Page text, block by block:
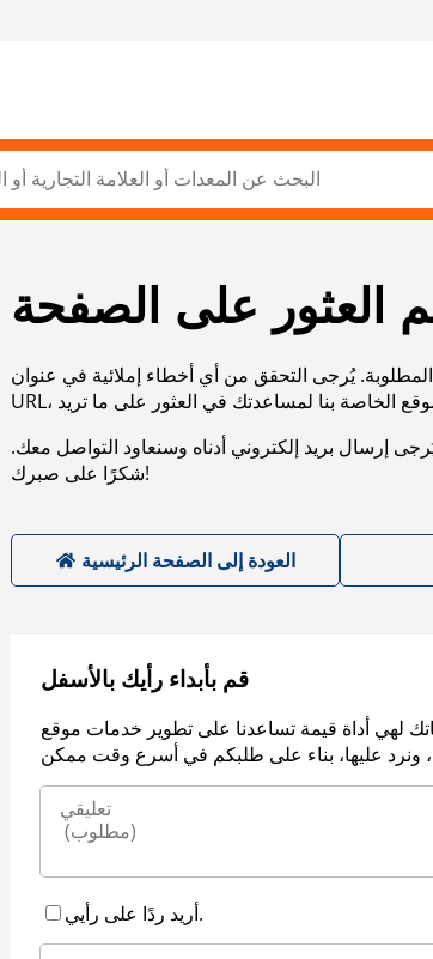
العثور على الصفحة
يُرجى التحقق من أي أخطاء إملائية في عنوان
إرسال بريد إلكتروني أدناه وسنعاود التواصل معك.
شكرًا على صبرك!
العودة إلى الصفحة الرئيسية
قم بأبداء رأيك بالأسفل
لهي أداة قيمة تساعدنا على تطوير خدمات موقع
أريد ردًا على رأيي.